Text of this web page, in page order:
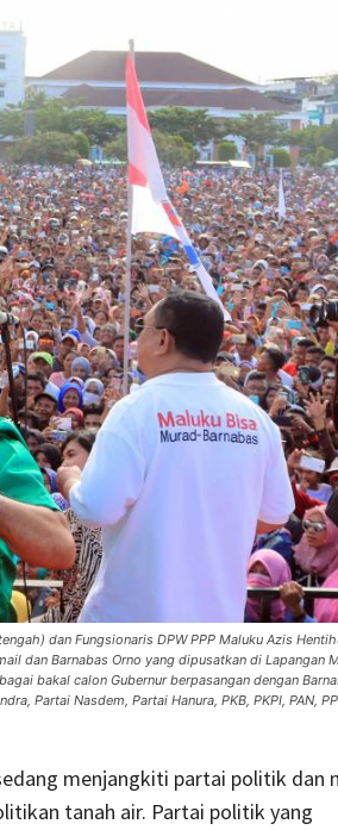
dan Fungsionaris DPW PPP Maluku Azis
dan Barnabas Orno yang dipusatkan di Lapangan
bakal calon Gubernur berpasangan dengan
Partai Nasdem, Partai Hanura, PKB, PKPI, PAN,
menjangkiti partai politik dan
tanah air. Partai politik yang